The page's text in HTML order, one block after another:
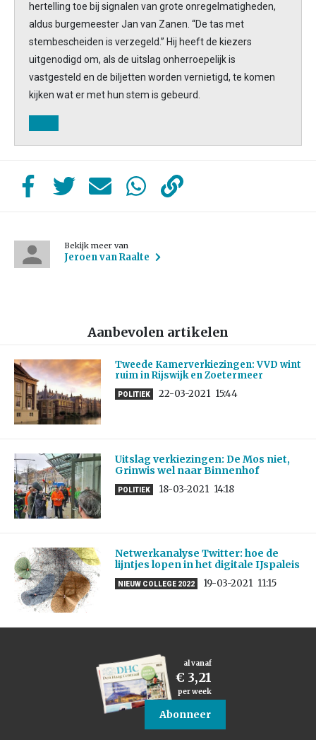
hertelling toe bij signalen van grote onregelmatigheden,
aldus burgemeester Jan van Zanen. “De tas met
stembescheiden is verzegeld.” Hij heeft de kiezers
uitgenodigd om, als de uitslag onherroepelijk is
vastgesteld en de biljetten worden vernietigd, te komen
kijken wat er met hun stem is gebeurd.
Bekijk meer van
Jeroen van Raalte
Aanbevolen artikelen
Tweede Kamerverkiezingen: VVD wint
ruim in Rijswijk en Zoetermeer
POLITIEK 22-03-2021 15:44
Uitslag verkiezingen: De Mos niet,
Grinwis wel naar Binnenhof
POLITIEK 18-03-2021 14:18
Netwerkanalyse Twitter: hoe de
lijntjes lopen in het digitale IJspaleis
NIEUW COLLEGE 2022 19-03-2021 11:15
al vanaf
€ 3,21
per week
Abonneer